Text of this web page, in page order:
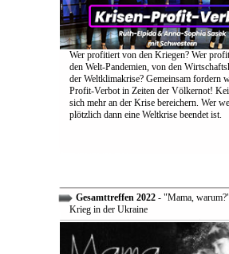
Wer profitiert von den Kriegen? Wer
den Welt-Pandemien, von den
der Weltklimakrise? Gemeinsam fordern
Profit-Verbot in Zeiten der Völkernot!
sich mehr an der Krise bereichern. Wer
plötzlich dann eine Weltkrise beendet ist.
Gesamttreffen 2022- "Mama,
Krieg in der Ukraine